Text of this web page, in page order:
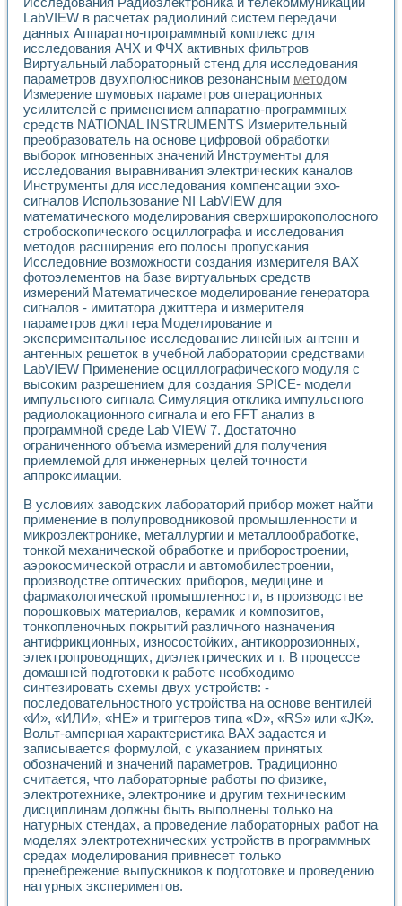
Лабораторные практикумы по информационно-
Виртуальный измеритель частотных характеристик на
Лабораторный практикум по основам теории Коммутации
Разработка виртуальной лабораторной работы
Виртуальные практикумы по электротехнике в среде
Из опыта внедрения в рамках национального проекта
Исследование эффективности решателей
Опыт разработки LabVIEW лабораторных практикумов
Проблемы повышения качества образования и
Развитие LabVIEW лабораторного практикума по
Разработка виртуальной лаборатории по электротехнике
Усовершенствованные алгоритмы частотного анализа
Об опыте работы учебного центра «Технологии
Технологии NI в магистерской программе «Прикладная
Система диагностики двигателей постоянного тока
Автоматизированный стенд формирования
Лабораторный практикум по курсу ИИС на базе
Партнеры
Академические и отраслевые институты
Учебные заведения
Бизнес
Контакты
LabVIEW в расчетах радиолиний систем передачи
данных Аппаратно-программный комплекс для
исследования АЧХ и ФЧХ активных фильтров
Виртуальный лабораторный стенд для исследования
параметров двухполюсников резонансным методом
Измерение шумовых параметров операционных
усилителей с применением аппаратно-программных
средств NATIONAL INSTRUMENTS Измерительный
преобразователь на основе цифровой обработки
выборок мгновенных значений Инструменты для
исследования выравнивания электрических каналов
Инструменты для исследования компенсации эхо-
сигналов Использование NI LabVIEW для
математического моделирования сверхширокополосного
стробоскопического осциллографа и исследования
методов расширения его полосы пропускания
Исследовние возможности создания измерителя ВАХ
фотоэлементов на базе виртуальных средств
измерений Математическое моделирование генератора
сигналов - имитатора джиттера и измерителя
параметров джиттера Моделирование и
экспериментальное исследование линейных антенн и
антенных решеток в учебной лаборатории средствами
LabVIEW Применение осциллографического модуля с
высоким разрешением для создания SPICE- модели
импульсного сигнала Симуляция отклика импульсного
радиолокационного сигнала и его FFT анализ в
программной среде Lab VIEW 7. Достаточно
ограниченного объема измерений для получения
приемлемой для инженерных целей точности
аппроксимации.
В условиях заводских лабораторий прибор может найти
применение в полупроводниковой промышленности и
микроэлектронике, металлургии и металлообработке,
тонкой механической обработке и приборостроении,
аэрокосмической отрасли и автомобилестроении,
производстве оптических приборов, медицине и
фармакологической промышленности, в производстве
порошковых материалов, керамик и композитов,
тонкопленочных покрытий различного назначения
антифрикционных, износостойких, антикоррозионных,
электропроводящих, диэлектрических и т. В процессе
домашней подготовки к работе необходимо
синтезировать схемы двух устройств: -
последовательностного устройства на основе вентилей
«И», «ИЛИ», «НЕ» и триггеров типа «D», «RS» или «JK».
Вольт-амперная характеристика ВАХ задается и
записывается формулой, с указанием принятых
обозначений и значений параметров. Традиционно
считается, что лабораторные работы по физике,
электротехнике, электронике и другим техническим
дисциплинам должны быть выполнены только на
натурных стендах, а проведение лабораторных работ на
моделях электротехнических устройств в программных
средах моделирования привнесет только
пренебрежение выпускников к подготовке и проведению
натурных экспериментов.